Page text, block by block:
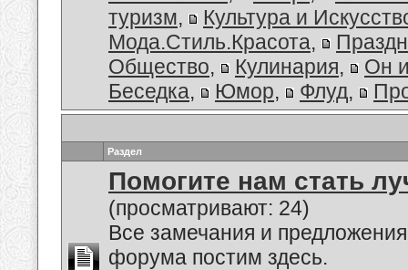
туризм,
Культура и
Мода.Стиль.Красота,
Общество, Кулинария,
Он
Беседка, Юмор, Флуд,
Раздел
Помогите нам стать
(просматривают: 24)
Все замечания и
форума постим здесь.